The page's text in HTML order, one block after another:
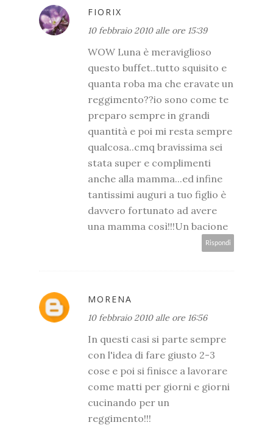
FIORIX
10 febbraio 2010 alle ore 15:39
WOW Luna è meraviglioso
questo buffet..tutto squisito e
quanta roba ma che eravate un
reggimento??io sono come te
preparo sempre in grandi
quantità e poi mi resta sempre
qualcosa..cmq bravissima sei
stata super e complimenti
anche alla mamma...ed infine
tantissimi auguri a tuo figlio è
davvero fortunato ad avere
una mamma così!!!Un bacione
Rispondi
MORENA
10 febbraio 2010 alle ore 16:56
In questi casi si parte sempre
con l'idea di fare giusto 2-3
cose e poi si finisce a lavorare
come matti per giorni e giorni
cucinando per un
reggimento!!!